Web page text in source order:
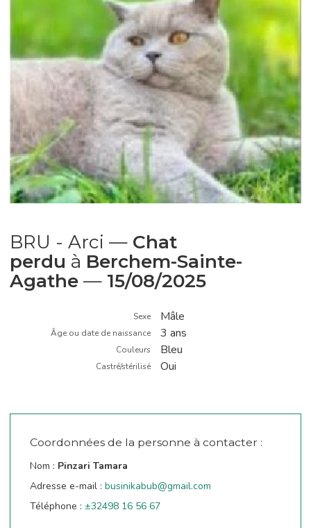
BRU - Arci — Chat
perdu à Berchem-Sainte-
Agathe — 15/08/2025
Sexe Mâle
Âge ou date de naissance 3 ans
Couleurs Bleu
Castré/stérilisé Oui
Coordonnées de la personne à contacter :
Nom : Pinzari Tamara
Adresse e-mail : businikabub@gmail.com
Téléphone : ±32498 16 56 67